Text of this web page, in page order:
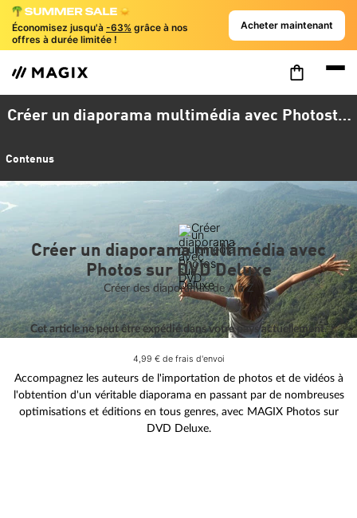
Économisez jusqu'à -63% grâce à nos
offres à durée limitée !
Acheter maintenant
Créer un diaporama multimédia avec Photostory
Contenus
Créer un diaporama multimédia avec
Photos sur DVD Deluxe
Créer des diaporamas de A à Z
Cet article ne peut être expédié dans votre pays actuellement.
4,99 € de frais d'envoi
Accompagnez les auteurs de l'importation de photos et de vidéos à
l'obtention d'un véritable diaporama en passant par de nombreuses
optimisations et éditions en tous genres, avec MAGIX Photos sur
DVD Deluxe.